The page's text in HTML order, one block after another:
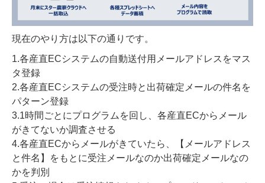
現在のやり方は以下の通りです。
1.各産直ECシステムの自動送付用メールアドレスをマス
タ登録
2.各産直ECシステムの受注時と出荷確定メールの件名を
パターン登録
3.1時間ごとにプログラムを回し、各産直ECからメール
がきてないか調査させる
4.各産直ECからメールがきていたら、【メールアドレス
と件名】をもとに受注メールなのか出荷確定メールなの
かを判別